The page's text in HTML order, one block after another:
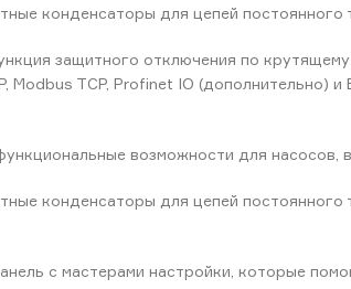
конденсаторы для цепей
защитного отключения по
Modbus TCP, Profinet IO (дополнительно)
возможности для насосов,
конденсаторы для цепей
с мастерами настройки, которые